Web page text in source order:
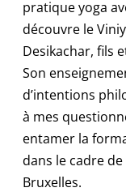
pratique yoga
découvre le
Desikachar, fils
Son
d’intentions
à mes
entamer la
dans le cadre de
Bruxelles.